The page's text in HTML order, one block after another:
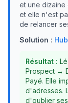
et une dizaine
et elle n'est
de relancer
Solution :
Résultat :
Prospect →
Payé. Elle
d'adresses.
d'oublier